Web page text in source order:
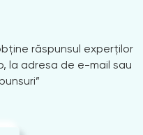
răspunsul experților
la adresa de e-mail sau